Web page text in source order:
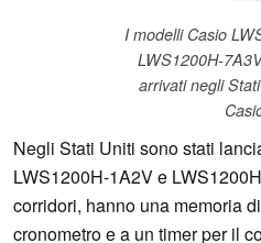
I modelli Casio
LWS1200H-
arrivati negli
Negli Stati Uniti sono stati
LWS1200H-1A2V e
corridori, hanno una memoria
cronometro e a un timer per il